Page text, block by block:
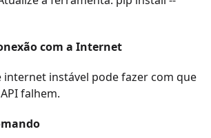
com a Internet
internet instável pode fazer com que
falhem.